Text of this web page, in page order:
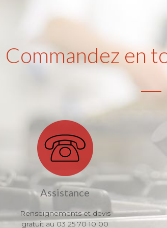
Commandez en
Assistance
Renseignements et devis
gratuit au 03 25 70 10 00